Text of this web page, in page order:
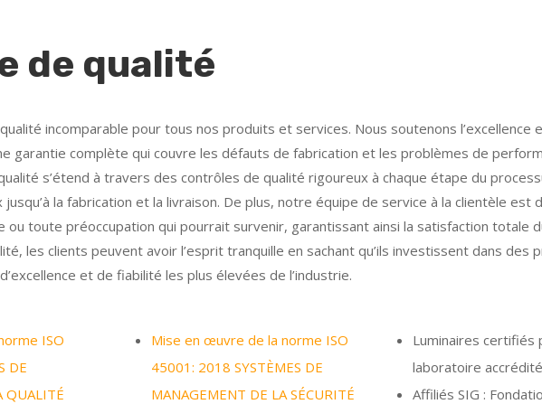
de qualité
incomparable pour tous nos produits et services. Nous soutenons l’excellence
garantie complète qui couvre les défauts de fabrication et les problèmes de
s’étend à travers des contrôles de qualité rigoureux à chaque étape du
la fabrication et la livraison. De plus, notre équipe de service à la clientèle est
toute préoccupation qui pourrait survenir, garantissant ainsi la satisfaction totale
les clients peuvent avoir l’esprit tranquille en sachant qu’ils investissent dans des
et de fiabilité les plus élevées de l’industrie.
ISO
DE
QUALITÉ
Mise en œuvre de la norme ISO
45001: 2018 SYSTÈMES DE
MANAGEMENT DE LA SÉCURITÉ
Luminaires certifiés
laboratoire
Affiliés SIG :